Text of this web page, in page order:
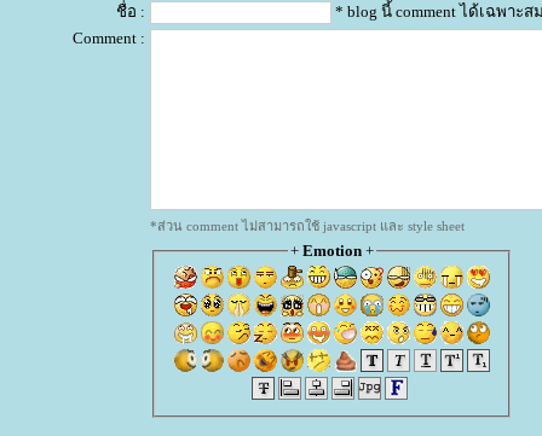
ชื่อ :
* blog นี้ comment ได้เฉพาะส
Comment :
*ส่วน comment ไม่สามารถใช้ javascript และ style sheet
+ Emotion+